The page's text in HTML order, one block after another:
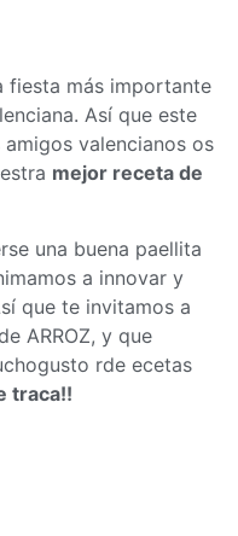
fiesta más importante
Así que este
valencianos os
mejor receta de
una buena paellita
a innovar y
que te invitamos a
ARROZ, y que
rde ecetas
traca!!